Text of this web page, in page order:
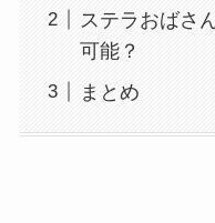
ステラおばさ
可能？
まとめ